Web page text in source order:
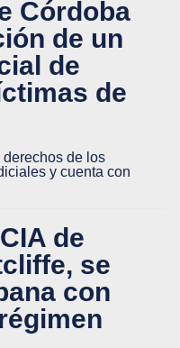
Córdoba
de un
de
de
de los
y cuenta con
de
se
con